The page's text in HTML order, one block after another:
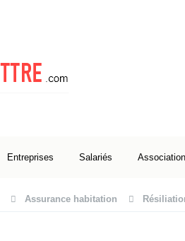
Entreprises Salariés
Assurance habitation